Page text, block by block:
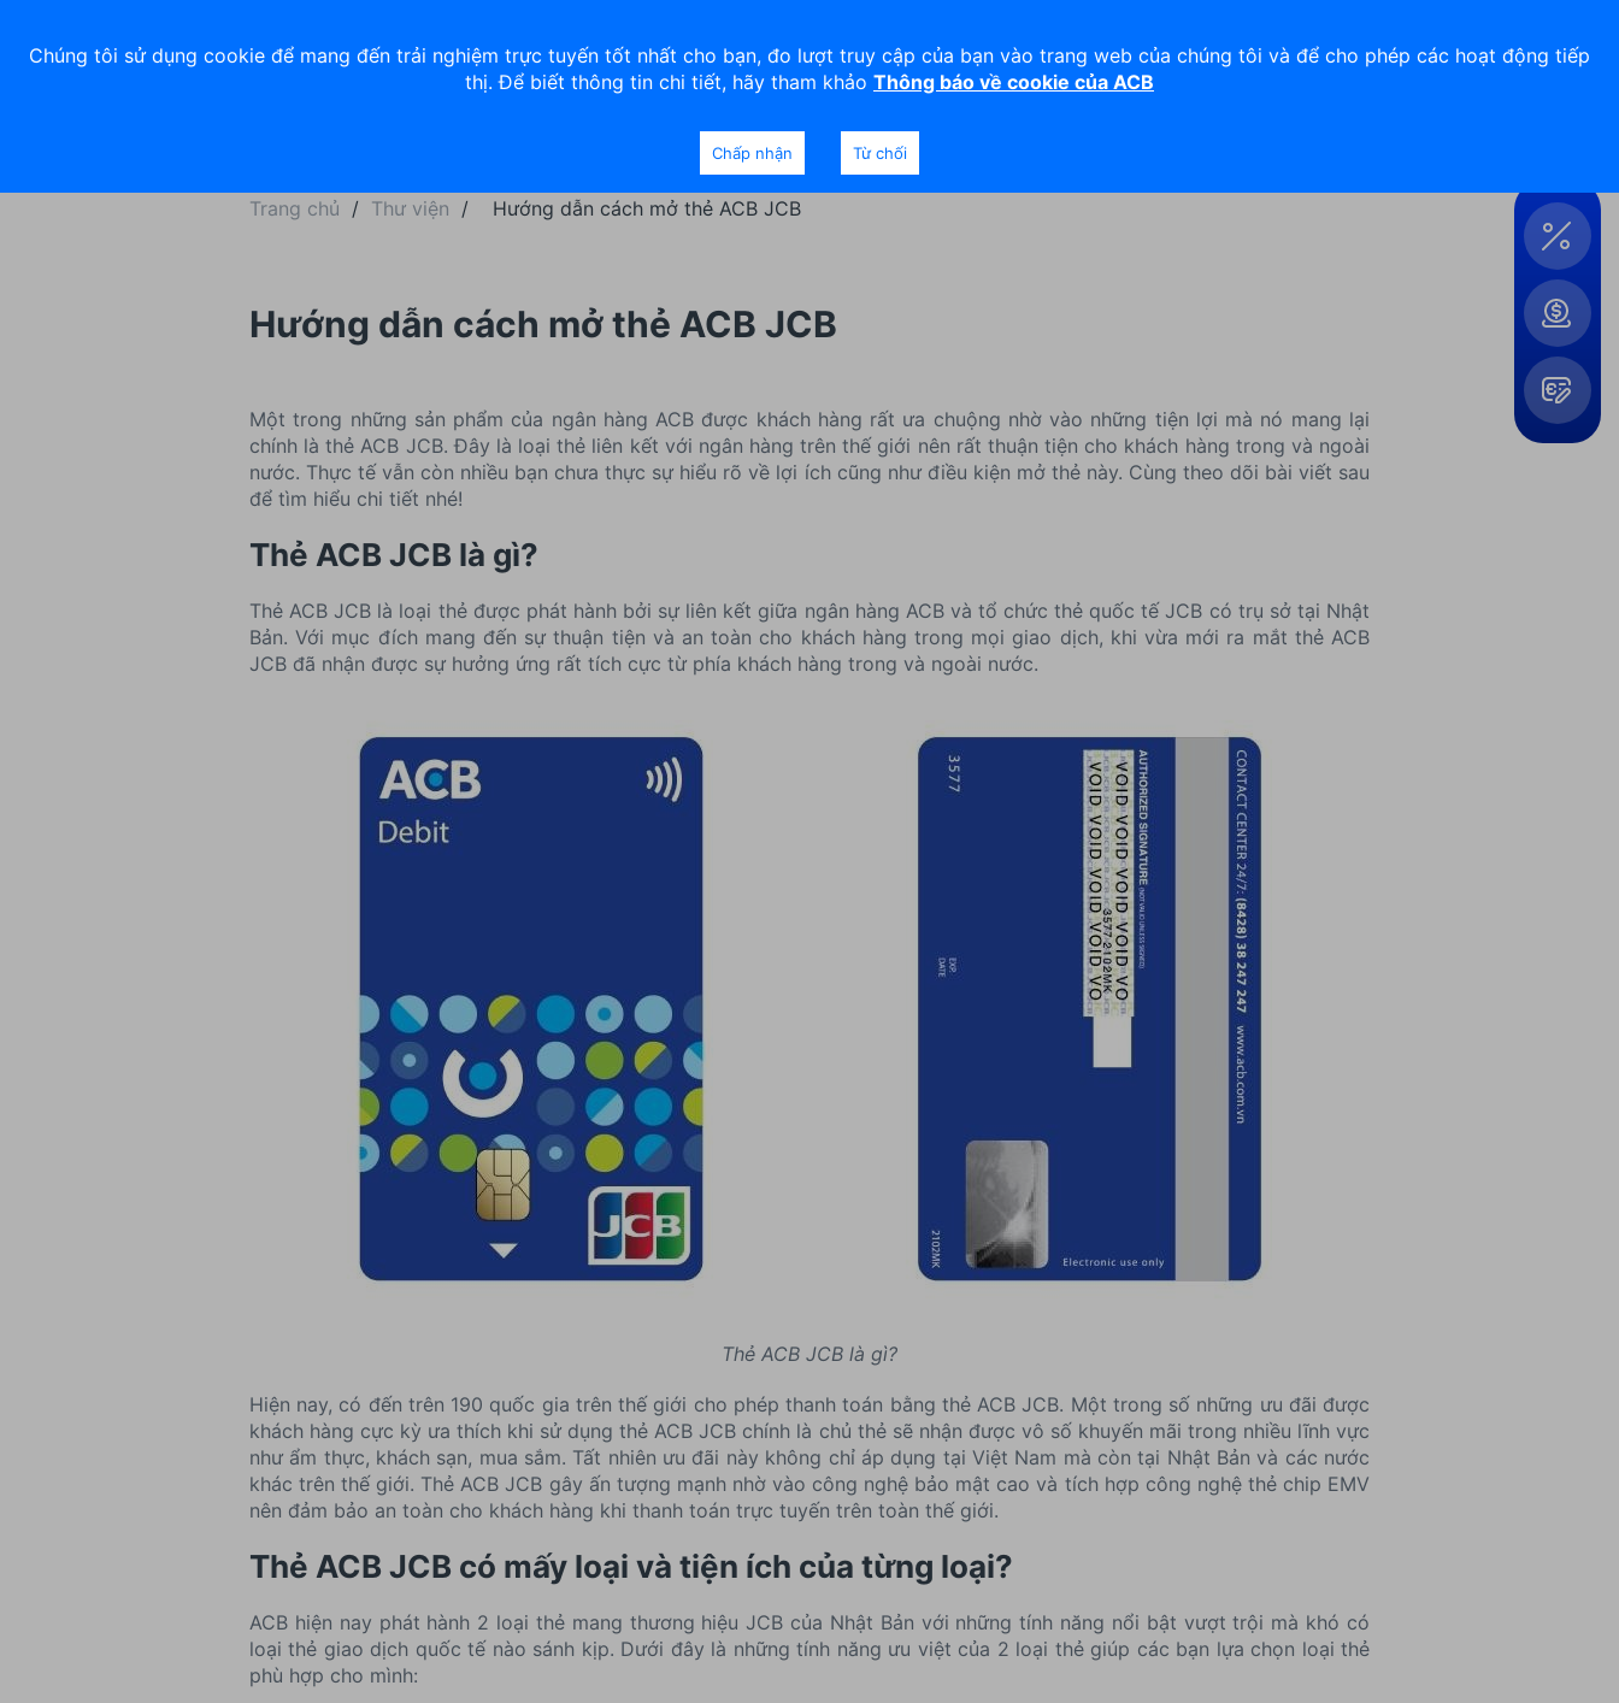
Trang chủ / Thư viện / Hướng dẫn cách mở thẻ ACB JCB
Hướng dẫn cách mở thẻ ACB JCB
Một trong những sản phẩm của ngân hàng ACB được khách hàng rất ưa chuộng nhờ vào những tiện lợi mà nó mang lại
chính là thẻ ACB JCB. Đây là loại thẻ liên kết với ngân hàng trên thế giới nên rất thuận tiện cho khách hàng trong và ngoài
nước. Thực tế vẫn còn nhiều bạn chưa thực sự hiểu rõ về lợi ích cũng như điều kiện mở thẻ này. Cùng theo dõi bài viết sau
để tìm hiểu chi tiết nhé!
Thẻ ACB JCB là gì?
Thẻ ACB JCB là loại thẻ được phát hành bởi sự liên kết giữa ngân hàng ACB và tổ chức thẻ quốc tế JCB có trụ sở tại Nhật
Bản. Với mục đích mang đến sự thuận tiện và an toàn cho khách hàng trong mọi giao dịch, khi vừa mới ra mắt thẻ ACB
JCB đã nhận được sự hưởng ứng rất tích cực từ phía khách hàng trong và ngoài nước.
Thẻ ACB JCB là gì?
Hiện nay, có đến trên 190 quốc gia trên thế giới cho phép thanh toán bằng thẻ ACB JCB. Một trong số những ưu đãi được
khách hàng cực kỳ ưa thích khi sử dụng thẻ ACB JCB chính là chủ thẻ sẽ nhận được vô số khuyến mãi trong nhiều lĩnh vực
như ẩm thực, khách sạn, mua sắm. Tất nhiên ưu đãi này không chỉ áp dụng tại Việt Nam mà còn tại Nhật Bản và các nước
khác trên thế giới. Thẻ ACB JCB gây ấn tượng mạnh nhờ vào công nghệ bảo mật cao và tích hợp công nghệ thẻ chip EMV
nên đảm bảo an toàn cho khách hàng khi thanh toán trực tuyến trên toàn thế giới.
Thẻ ACB JCB có mấy loại và tiện ích của từng loại?
ACB hiện nay phát hành 2 loại thẻ mang thương hiệu JCB của Nhật Bản với những tính năng nổi bật vượt trội mà khó có
loại thẻ giao dịch quốc tế nào sánh kịp. Dưới đây là những tính năng ưu việt của 2 loại thẻ giúp các bạn lựa chọn loại thẻ
phù hợp cho mình:
Tiện
ích
Mở
Chúng tôi sử dụng cookie để mang đến trải nghiệm trực tuyến tốt nhất cho bạn, đo lượt truy cập của bạn vào trang web của chúng tôi và để cho phép các hoạt động tiếp
thị. Để biết thông tin chi tiết, hãy tham khảo Thông báo về cookie của ACB
Chấp nhận Từ chối